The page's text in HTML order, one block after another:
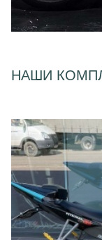
НАШИ